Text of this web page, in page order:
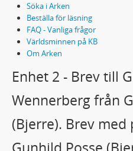
Söka i Arken
Beställa för läsning
FAQ - Vanliga frågor
Världsminnen på KB
Om Arken
Enhet 2 - Brev till
Wennerberg från
(Bjerre). Brev
Acc2002/32 - Amelie
1 - BREVSAMLING
1A - BREV TILL
1B - BREV TILL/
1C - BREV FRÅN